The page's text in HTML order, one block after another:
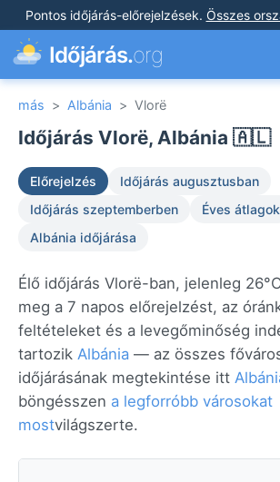
Pontos időjárás-előrejelzések. Összes
Időjárás.org
más > Albánia > Vlorë
Időjárás Vlorë, Albánia 🇦🇱
Előrejelzés
Időjárás augusztusban
Időjárás szeptemberben
Éves átlagok
Albánia időjárása
Élő időjárás Vlorë-ban, jelenleg
meg a 7 napos előrejelzést, az
feltételeket és a levegőminőség
tartozik Albánia — az összes
időjárásának megtekintése itt
böngésszen a legforróbb városokat
mostvilágszerte.